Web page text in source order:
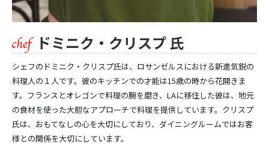
ドミニク・クリスプ 氏
シェフのドミニク・クリスプ氏は、ロサンゼルスにおける新進気鋭の
料理人の１人です。彼のキッチンでの才能は15歳の時から花開きま
す。フランスとオレゴンで料理の腕を磨き、LAに移住した彼は、地元
の食材を使った大胆なアプローチで料理を提供しています。クリスプ
氏は、おもてなしの心を大切にしており、ダイニングルームではお客
様との関係を大切にしています。